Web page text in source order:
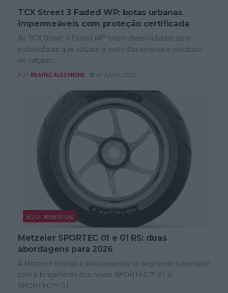
TCX Street 3 Faded WP: botas urbanas
impermeáveis com proteção certificada
As TCX Street 3 Faded WP foram desenvolvidas para
motociclistas que utilizam a moto diariamente e precisam
de calçado...
POR BEATRIZ ALEXANDRE 31 JULHO, 2026
EQUIPAMENTOS
Metzeler SPORTEC 01 e 01 RS: duas
abordagens para 2026
A Metzeler reforça a sua presença no segmento supersport
com o lançamento dos novos SPORTEC™ 01 e
SPORTEC™ 01...